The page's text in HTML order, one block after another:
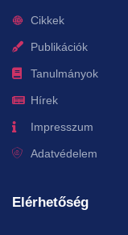
Cikkek
Publikációk
Tanulmányok
Hírek
Impresszum
Adatvédelem
Elérhetőség